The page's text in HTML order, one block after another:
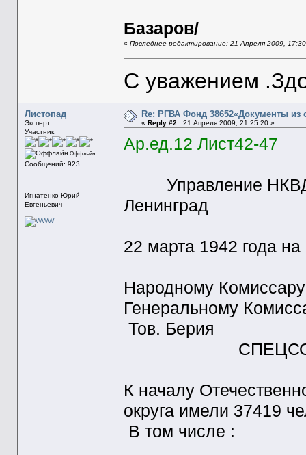
Базаров/
« Последнее редактирование: 21 Апреля 2009,
С уважением
Листопад
Эксперт
Участник
Оффлайн
Сообщений: 923
Игнатенко Юрий
Евгеньевич
Re: РГВА Фонд 38652«Документы из
«Reply #2 : 21 Апреля 2009, 21:25:20 »
Ар.ед.12 Лист42-47
Управление НКВД
Ленинград
22 марта 1942 года
Народному
Генеральному
Тов. Берия
К началу
округа имели 37419
В том числе :